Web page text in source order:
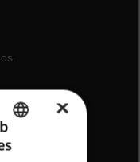
ENGLISH
×